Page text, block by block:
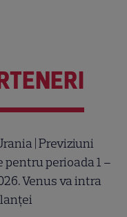
| Previziuni
pentru perioada 1 –
Venus va intra